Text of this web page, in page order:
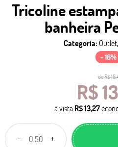
Tricoline
banheira
Categoria: Outlet,
- 16%
deR$
R$
à vista R$ 13,27